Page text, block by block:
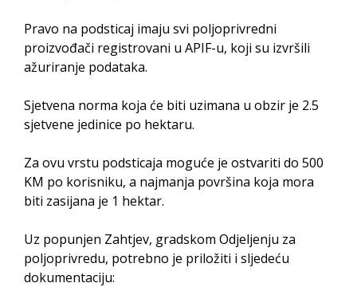
dostupni od 13. marta do 15. novembra
Zahtjev za izdavanje PONOSNE KARTICE
avgusta
Obavještenje za preduzetnika - Vera Ujić
Pravo na podsticaj imaju svi poljoprivredni
proizvođači registrovani u APIF-u, koji su izvršili
ažuriranje podataka.
Sjetvena norma koja će biti uzimana u obzir je 2.5
sjetvene jedinice po hektaru.
Za ovu vrstu podsticaja moguće je ostvariti do 500
KM po korisniku, a najmanja površina koja mora
biti zasijana je 1 hektar.
Uz popunjen Zahtjev, gradskom Odjeljenju za
poljoprivredu, potrebno je priložiti i sljedeću
dokumentaciju: